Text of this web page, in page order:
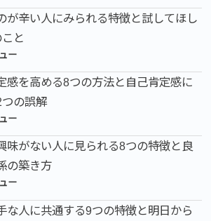
が辛い人にみられる特徴と試してほし
と
ー
感を高める8つの方法と自己肯定感に
つの誤解
ー
味がない人に見られる8つの特徴と良
の築き方
ー
な人に共通する9つの特徴と明日から